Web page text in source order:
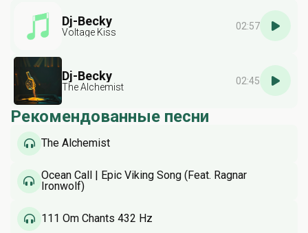
Dj-Becky
Voltage Kiss
02:57
Dj-Becky
The Alchemist
02:45
Рекомендованные песни
The Alchemist
Ocean Call | Epic Viking Song (Feat. Ragnar
Ironwolf)
111 Om Chants 432 Hz